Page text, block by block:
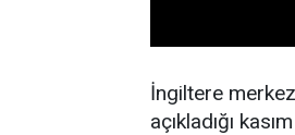
İngiltere
açıkladığı